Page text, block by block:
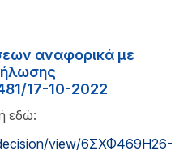
αναφορικά με
17-10-2022
εδώ:
view/6ΣΧΦ469Η26-